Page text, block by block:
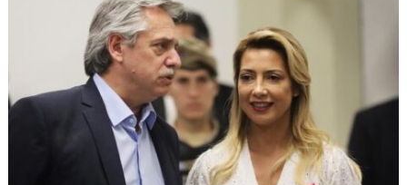
hubo
maniobra
dolosa
sino
un
acto
de
imprudencia”